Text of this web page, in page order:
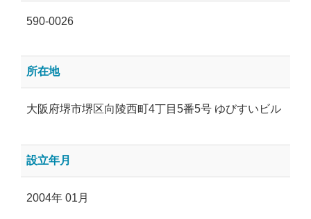
590-0026
所在地
大阪府堺市堺区向陵西町4丁目5番5号 ゆびすいビル
設立年月
2004年 01月